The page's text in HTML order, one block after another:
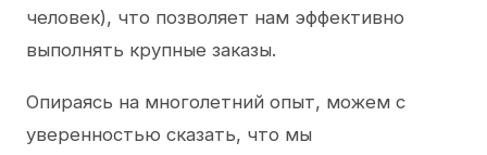
человек), что позволяет нам эффективно
выполнять крупные заказы.
Опираясь на многолетний опыт, можем с
уверенностью сказать, что мы